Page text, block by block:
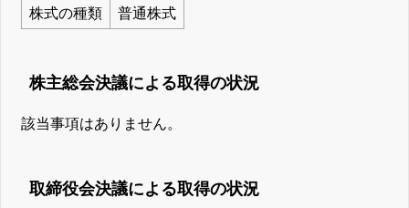
株式の種類 普通株式
株主総会決議による取得の状況
該当事項はありません。
取締役会決議による取得の状況